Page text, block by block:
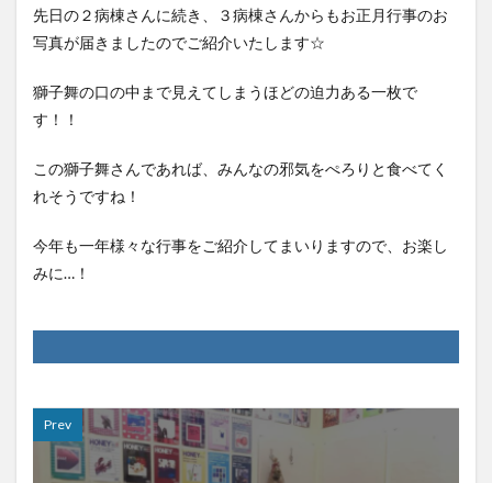
先日の２病棟さんに続き、３病棟さんからもお正月行事のお
写真が届きましたのでご紹介いたします☆
獅子舞の口の中まで見えてしまうほどの迫力ある一枚で
す！！
この獅子舞さんであれば、みんなの邪気をぺろりと食べてく
れそうですね！
今年も一年様々な行事をご紹介してまいりますので、お楽し
みに…！
Prev